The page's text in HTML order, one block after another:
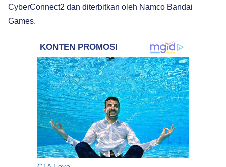
CyberConnect2 dan diterbitkan oleh Namco Bandai
Games.